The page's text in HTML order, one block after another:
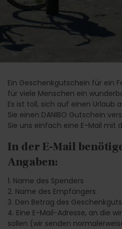
Ein Geschenkgutschein für ein
für viele Menschen ein
Es ist toll, sich auf einen Urlaub
Sie einen DANIBO Gutschein
Sie uns einfach eine E-Mail mit
In der E-Mail
Angaben:
1. Name des Spenders
2. Name des Empfängers
3. Den Betrag des
4. Eine E-Mail-Adresse, an die
sollen (wir senden